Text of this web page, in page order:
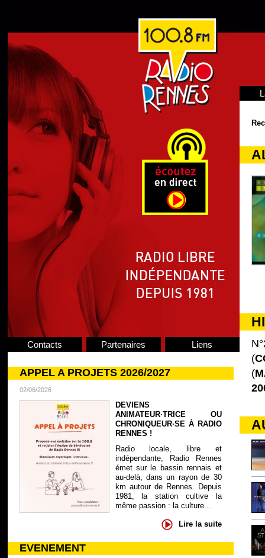
Contacts Partenaires Liens
APPEL A PROJETS 2026/2027
02/06/2026
DEVIENS
ANIMATEUR·TRICE OU
CHRONIQUEUR·SE À RADIO
RENNES !
Radio locale, libre et
indépendante, Radio Rennes
émet sur le bassin rennais et
au-delà, dans un rayon de 30
km autour de Rennes. Depuis
1981, la station cultive la
même passion : la culture...
Lire la suite
EVENEMENT
(
(